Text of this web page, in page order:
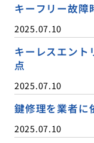
キーフリー故障
2025.07.10
キーレスエント
点
2025.07.10
鍵修理を業者に
2025.07.10